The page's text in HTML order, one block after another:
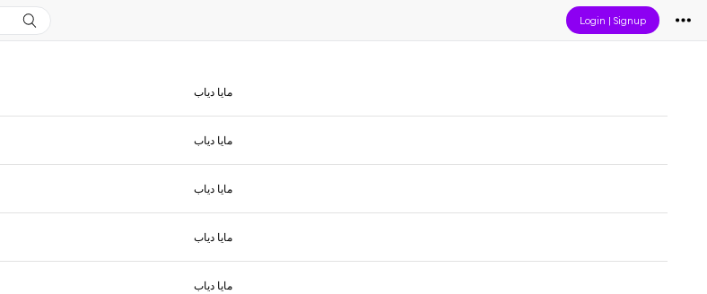
Login |Signup
مايا دياب
مايا دياب
مايا دياب
مايا دياب
مايا دياب